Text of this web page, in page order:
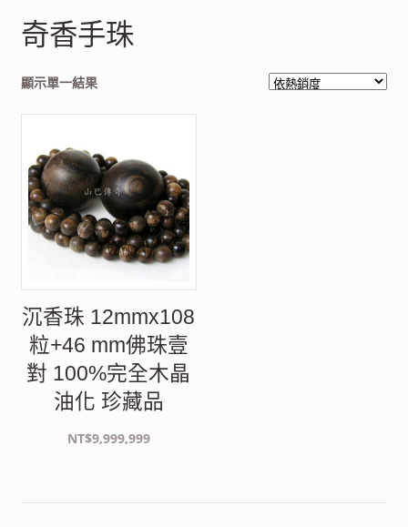
奇香手珠
顯示單一結果
沉香珠 12mmx108
粒+46 mm佛珠壹
對 100%完全木晶
油化 珍藏品
NT$9,999,999